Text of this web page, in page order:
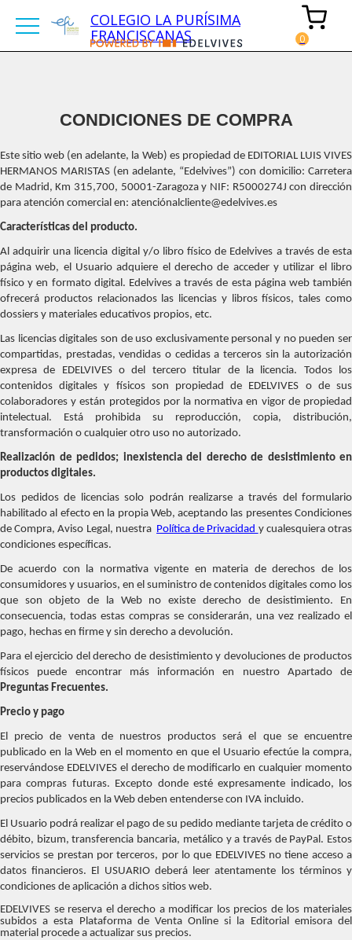
COLEGIO LA PURÍSIMA
FRANCISCANAS
CONDICIONES DE COMPRA
Este sitio web (en adelante, la Web) es propiedad de EDITORIAL LUIS VIVES
HERMANOS MARISTAS (en adelante, “Edelvives”) con domicilio: Carretera
de Madrid, Km 315,700, 50001-Zaragoza y NIF: R5000274J con dirección
para atención comercial en: atenciónalcliente@edelvives.es
Características del producto.
Al adquirir una licencia digital y/o libro físico de Edelvives a través de esta
página web, el Usuario adquiere el derecho de acceder y utilizar el libro
físico y en formato digital. Edelvives a través de esta página web también
ofrecerá productos relacionados las licencias y libros físicos, tales como
dossiers y materiales educativos propios, etc.
Las licencias digitales son de uso exclusivamente personal y no pueden ser
compartidas, prestadas, vendidas o cedidas a terceros sin la autorización
expresa de EDELVIVES o del tercero titular de la licencia. Todos los
contenidos digitales y físicos son propiedad de EDELVIVES o de sus
colaboradores y están protegidos por la normativa en vigor de propiedad
intelectual. Está prohibida su reproducción, copia, distribución,
transformación o cualquier otro uso no autorizado.
Realización de pedidos; inexistencia del derecho de desistimiento en
productos digitales.
Los pedidos de licencias solo podrán realizarse a través del formulario
habilitado al efecto en la propia Web, aceptando las presentes Condiciones
de Compra, Aviso Legal, nuestra Política de Privacidad y cualesquiera otras
condiciones específicas.
De acuerdo con la normativa vigente en materia de derechos de los
consumidores y usuarios, en el suministro de contenidos digitales como los
que son objeto de la Web no existe derecho de desistimiento. En
consecuencia, todas estas compras se considerarán, una vez realizado el
pago, hechas en firme y sin derecho a devolución.
Para el ejercicio del derecho de desistimiento y devoluciones de productos
físicos puede encontrar más información en nuestro Apartado de
Preguntas Frecuentes.
Precio y pago
El precio de venta de nuestros productos será el que se encuentre
publicado en la Web en el momento en que el Usuario efectúe la compra,
reservándose EDELVIVES el derecho de modificarlo en cualquier momento
para compras futuras. Excepto donde esté expresamente indicado, los
precios publicados en la Web deben entenderse con IVA incluido.
El Usuario podrá realizar el pago de su pedido mediante tarjeta de crédito o
débito, bizum, transferencia bancaria, metálico y a través de PayPal. Estos
servicios se prestan por terceros, por lo que EDELVIVES no tiene acceso a
datos financieros. El USUARIO deberá leer atentamente los términos y
condiciones de aplicación a dichos sitios web.
EDELVIVES se reserva el derecho a modificar los precios de los materiales
subidos a esta Plataforma de Venta Online si la Editorial emisora del
material procede a actualizar sus precios.